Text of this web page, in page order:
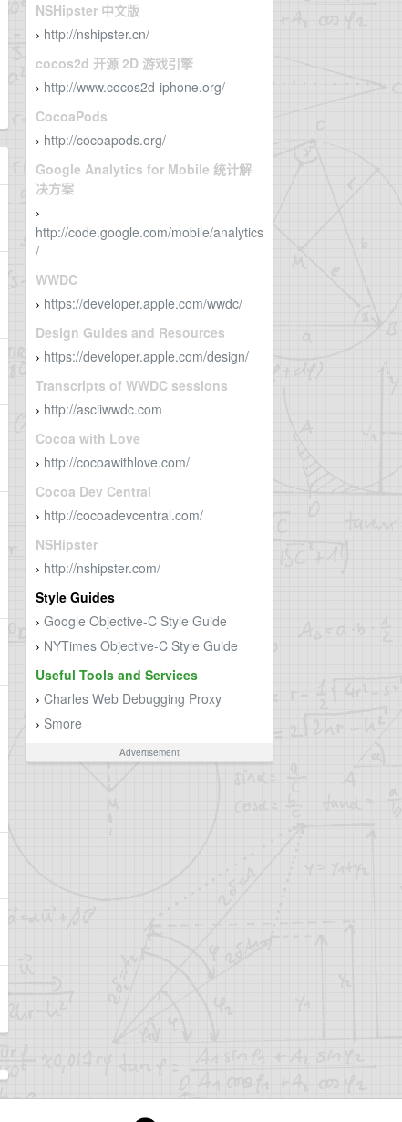
NSHipster 中文版
› http://nshipster.cn/
cocos2d 开源 2D 游戏引擎
› http://www.cocos2d-iphone.org/
CocoaPods
› http://cocoapods.org/
Google Analytics for Mobile 统计解
决方案
›
http://code.google.com/mobile/analytics
/
WWDC
› https://developer.apple.com/wwdc/
Design Guides and Resources
› https://developer.apple.com/design/
Transcripts of WWDC sessions
› http://asciiwwdc.com
Cocoa with Love
› http://cocoawithlove.com/
Cocoa Dev Central
› http://cocoadevcentral.com/
NSHipster
› http://nshipster.com/
Style Guides
› Google Objective-C Style Guide
› NYTimes Objective-C Style Guide
Useful Tools and Services
› Charles Web Debugging Proxy
› Smore
Advertisement